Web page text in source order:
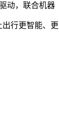
动，联合机器
出行更智能、更